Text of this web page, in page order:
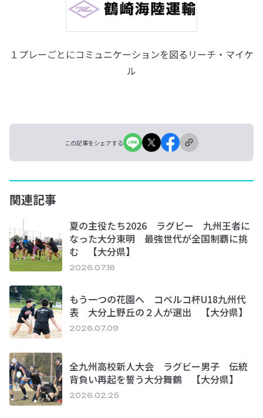
１プレーごとにコミュニケーションを図るリーチ・マイケ
ル
この記事をシェアする
関連記事
夏の主役たち2026 ラグビー 九州王者に
なった大分東明 最強世代が全国制覇に挑
む 【大分県】
2026.07.16
もう一つの花園へ コベルコ杯U18九州代
表 大分上野丘の２人が選出 【大分県】
2026.07.09
全九州高校新人大会 ラグビー男子 伝統
背負い再起を誓う大分舞鶴 【大分県】
2026.02.25